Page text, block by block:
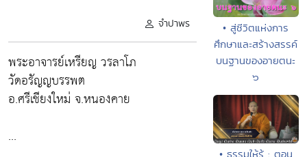
จำปาพร
พระอาจารย์เหรียญ วรลาโภ
วัดอรัญญบรรพต
อ.ศรีเชียงใหม่ จ.หนองคาย
...
• สู่ชีวิตแห่งการ
ศึกษาและสร้างสรรค์
บนฐานของอายตนะ
๖
• ธรรมให้รู้ : ตอน